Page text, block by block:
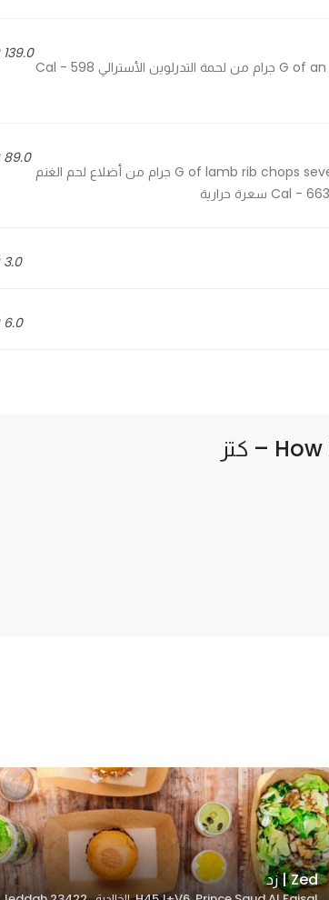
139.0 SAR
200 G of an Australian tenderloin cut grilled to satisfy your taste - 200 جرام من لحمة التدرلوين الأسترالي 598 Cal -
89.0 SAR
250 G of lamb rib chops severed with slices of sauteed potatoes and vegetables - 250 جرام من أضلاع لحم الغنم
3.0 SAR
6.0 SAR
Zed | زد